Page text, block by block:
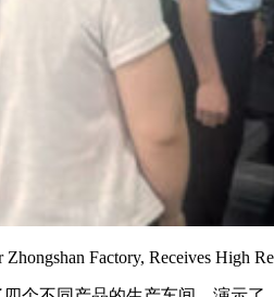
Factory, Receives High